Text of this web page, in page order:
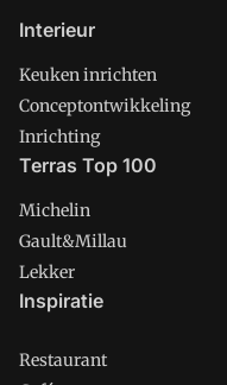
Interieur
Keuken inrichten
Conceptontwikkeling
Inrichting
Terras Top 100
Michelin
Gault&Millau
Lekker
Inspiratie
Restaurant